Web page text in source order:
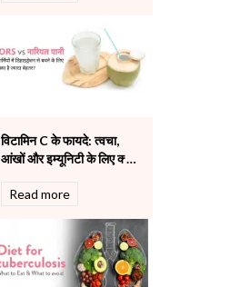
विटामिन C के फायदे: त्वचा,
आंखों और इम्यूनिटी के लिए क्यों
Read more